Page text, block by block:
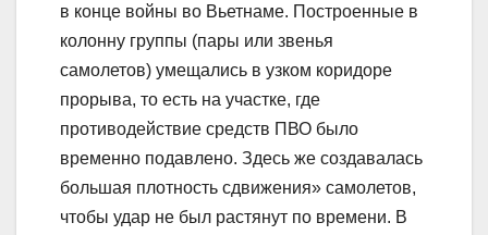
в конце войны во Вьетнаме. Построенные в
колонну группы (пары или звенья
самолетов) умещались в узком коридоре
прорыва, то есть на участке, где
противодействие средств ПВО было
временно подавлено. Здесь же создавалась
большая плотность сдвижения» самолетов,
чтобы удар не был растянут по времени. В